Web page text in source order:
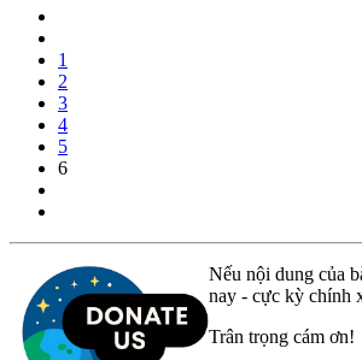
1
2
3
4
5
6
Nếu nội dung của
nay - cực kỳ chính
Trân trọng cám ơn!